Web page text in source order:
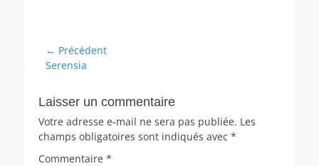
← Précédent
Serensia
Laisser un commentaire
Votre adresse e-mail ne sera pas publiée. Les
champs obligatoires sont indiqués avec *
Commentaire *